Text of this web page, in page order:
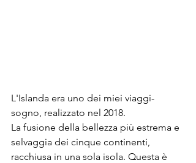
L'Islanda era uno dei miei viaggi-
sogno, realizzato nel 2018.
La fusione della bellezza più estrema e
selvaggia dei cinque continenti,
racchiusa in una sola isola. Questa è